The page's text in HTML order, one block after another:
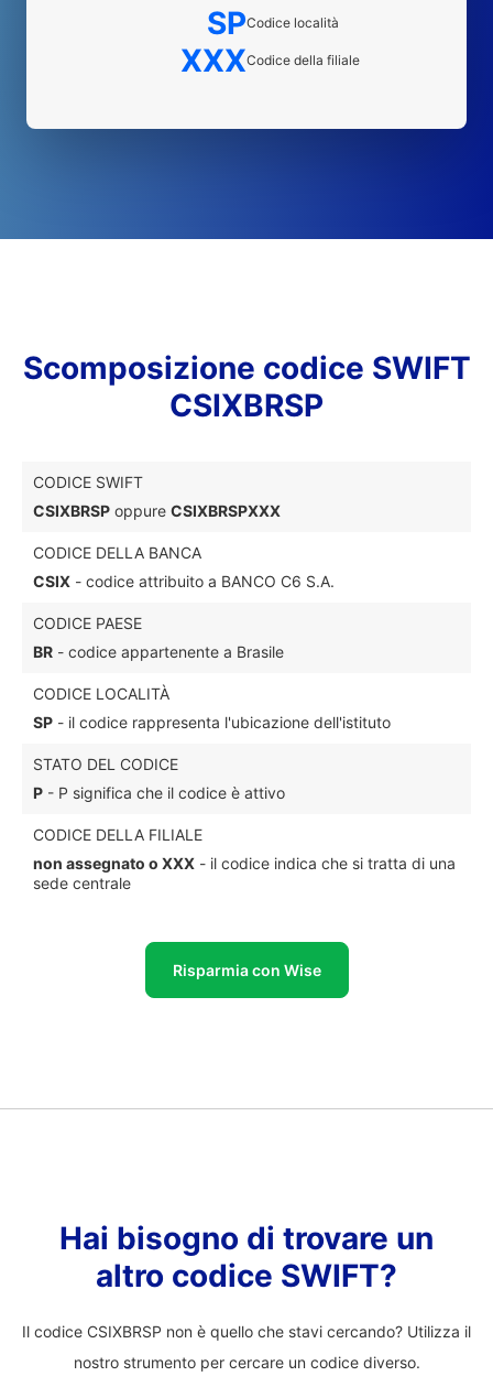
SPCodice località
XXXCodice della filiale
Scomposizione codice SWIFT
CSIXBRSP
CODICE SWIFT
CSIXBRSP oppure CSIXBRSPXXX
CODICE DELLA BANCA
CSIX - codice attribuito a BANCO C6 S.A.
CODICE PAESE
BR - codice appartenente a Brasile
CODICE LOCALITÀ
SP - il codice rappresenta l'ubicazione dell'istituto
STATO DEL CODICE
P - P significa che il codice è attivo
CODICE DELLA FILIALE
non assegnato o XXX - il codice indica che si tratta di una
sede centrale
Risparmia con Wise
Hai bisogno di trovare un
altro codice SWIFT?
Il codice CSIXBRSP non è quello che stavi cercando? Utilizza il
nostro strumento per cercare un codice diverso.